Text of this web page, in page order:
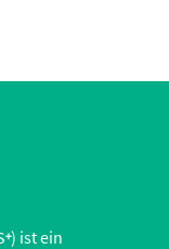
+) ist ein